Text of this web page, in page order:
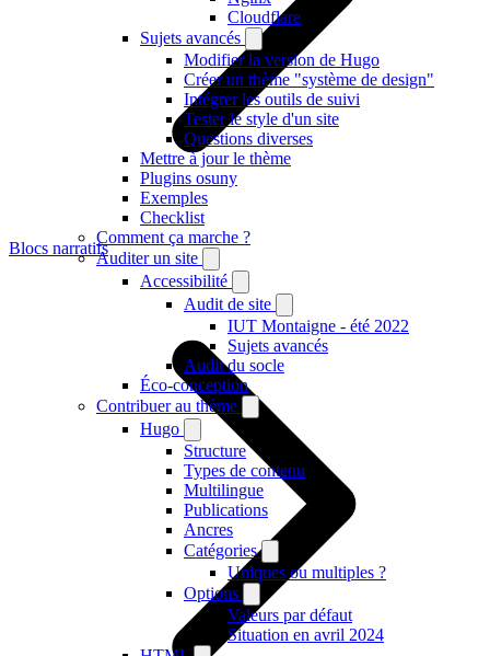
Cloudflare
Sujets avancés
Modifier la version de Hugo
Créer un thème "système de design"
Intégrer les outils de suivi
Tester le style d'un site
Questions diverses
Mettre à jour le thème
Plugins osuny
Exemples
Checklist
Comment ça marche ?
Auditer un site
Accessibilité
Audit de site
IUT Montaigne - été 2022
Sujets avancés
Audit du socle
Éco-conception
Contribuer au thème
Hugo
Structure
Types de contenu
Multilingue
Publications
Ancres
Catégories
Uniques ou multiples ?
Options
Valeurs par défaut
Situation en avril 2024
Blocs narratifs